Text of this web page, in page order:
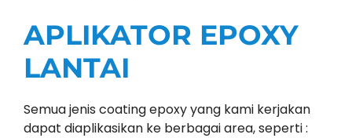
APLIKATOR EPOXY
LANTAI
Semua jenis coating epoxy yang kami kerjakan
dapat diaplikasikan ke berbagai area, seperti :